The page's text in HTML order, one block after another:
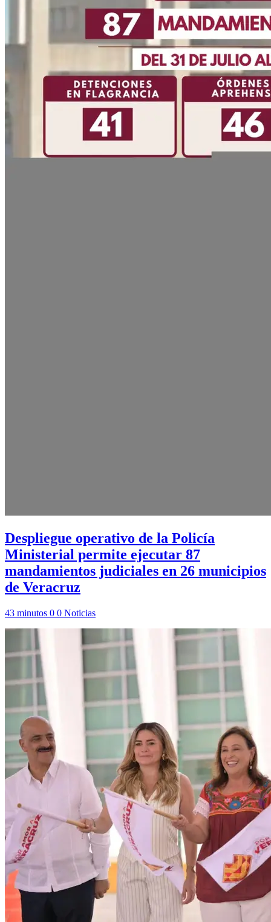
Despliegue operativo de la Policía
Ministerial permite ejecutar 87
mandamientos judiciales en 26 municipios
de Veracruz
43 minutos 0 0 Noticias